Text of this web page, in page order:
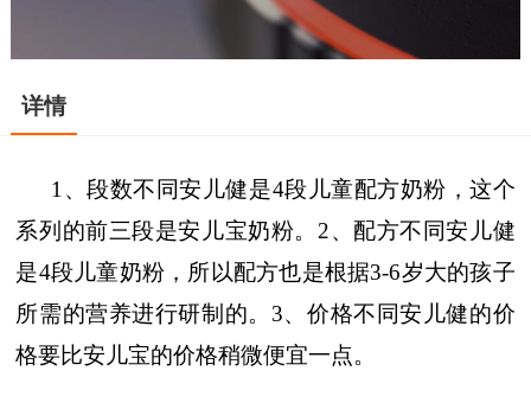
详情
1、段数不同安儿健是4段儿童配方奶粉，这个
系列的前三段是安儿宝奶粉。2、配方不同安儿健
是4段儿童奶粉，所以配方也是根据3-6岁大的孩子
所需的营养进行研制的。3、价格不同安儿健的价
格要比安儿宝的价格稍微便宜一点。